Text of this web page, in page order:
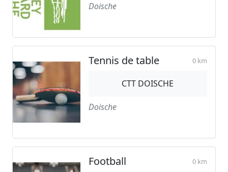
Doische
Tennis de table 0 km
CTT DOISCHE
Doische
Football 0 km